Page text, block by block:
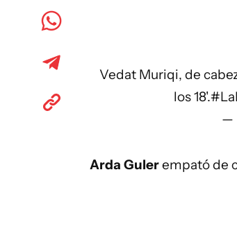
Vedat Muriqi, de
los 18'.
—
Arda Gulerempató de